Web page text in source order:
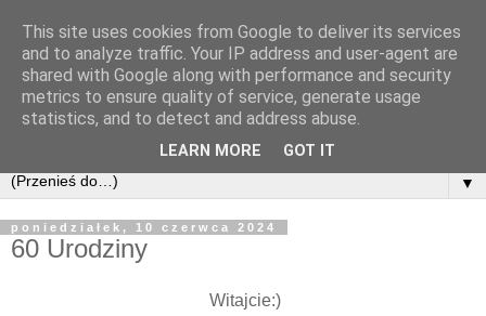
▼
poniedziałek, 10 czerwca 2024
60 Urodziny
Witajcie:)
This site uses cookies from Google to deliver its services
and to analyze traffic. Your IP address and user-agent are
shared with Google along with performance and security
metrics to ensure quality of service, generate usage
statistics, and to detect and address abuse.
LEARN MORE GOT IT